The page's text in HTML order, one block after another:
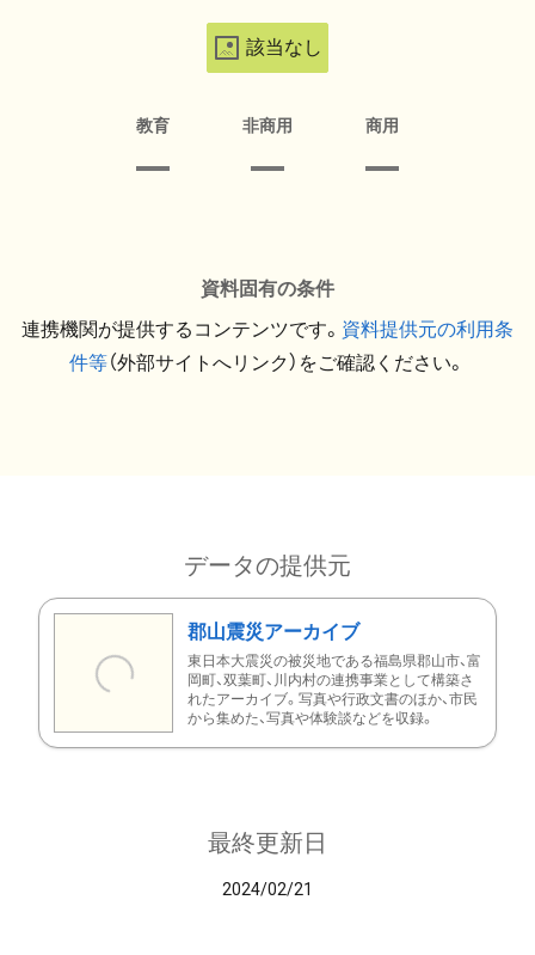
該当なし
教育 非商用 商用
資料固有の条件
連携機関が提供するコンテンツです。 資料提供元の利用条
件等（外部サイトへリンク）をご確認ください。
データの提供元
郡山震災アーカイブ
東日本大震災の被災地である福島県郡山市、富
岡町、双葉町、川内村の連携事業として構築さ
れたアーカイブ。写真や行政文書のほか、市民
から集めた、写真や体験談などを収録。
最終更新日
2024/02/21